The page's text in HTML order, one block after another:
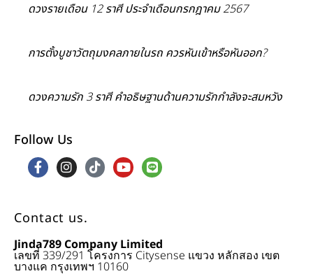
ดวงรายเดือน 12 ราศี ประจำเดือนกรกฎาคม 2567
การตั้งบูชาวัตถุมงคลภายในรถ ควรหันเข้าหรือหันออก?
ดวงความรัก 3 ราศี คำอธิษฐานด้านความรักกำลังจะสมหวัง
Follow Us
Contact us.
Jinda789 Company Limited
เลขที่ 339/291 โครงการ Citysense แขวง หลักสอง เขต
บางแค กรุงเทพฯ 10160